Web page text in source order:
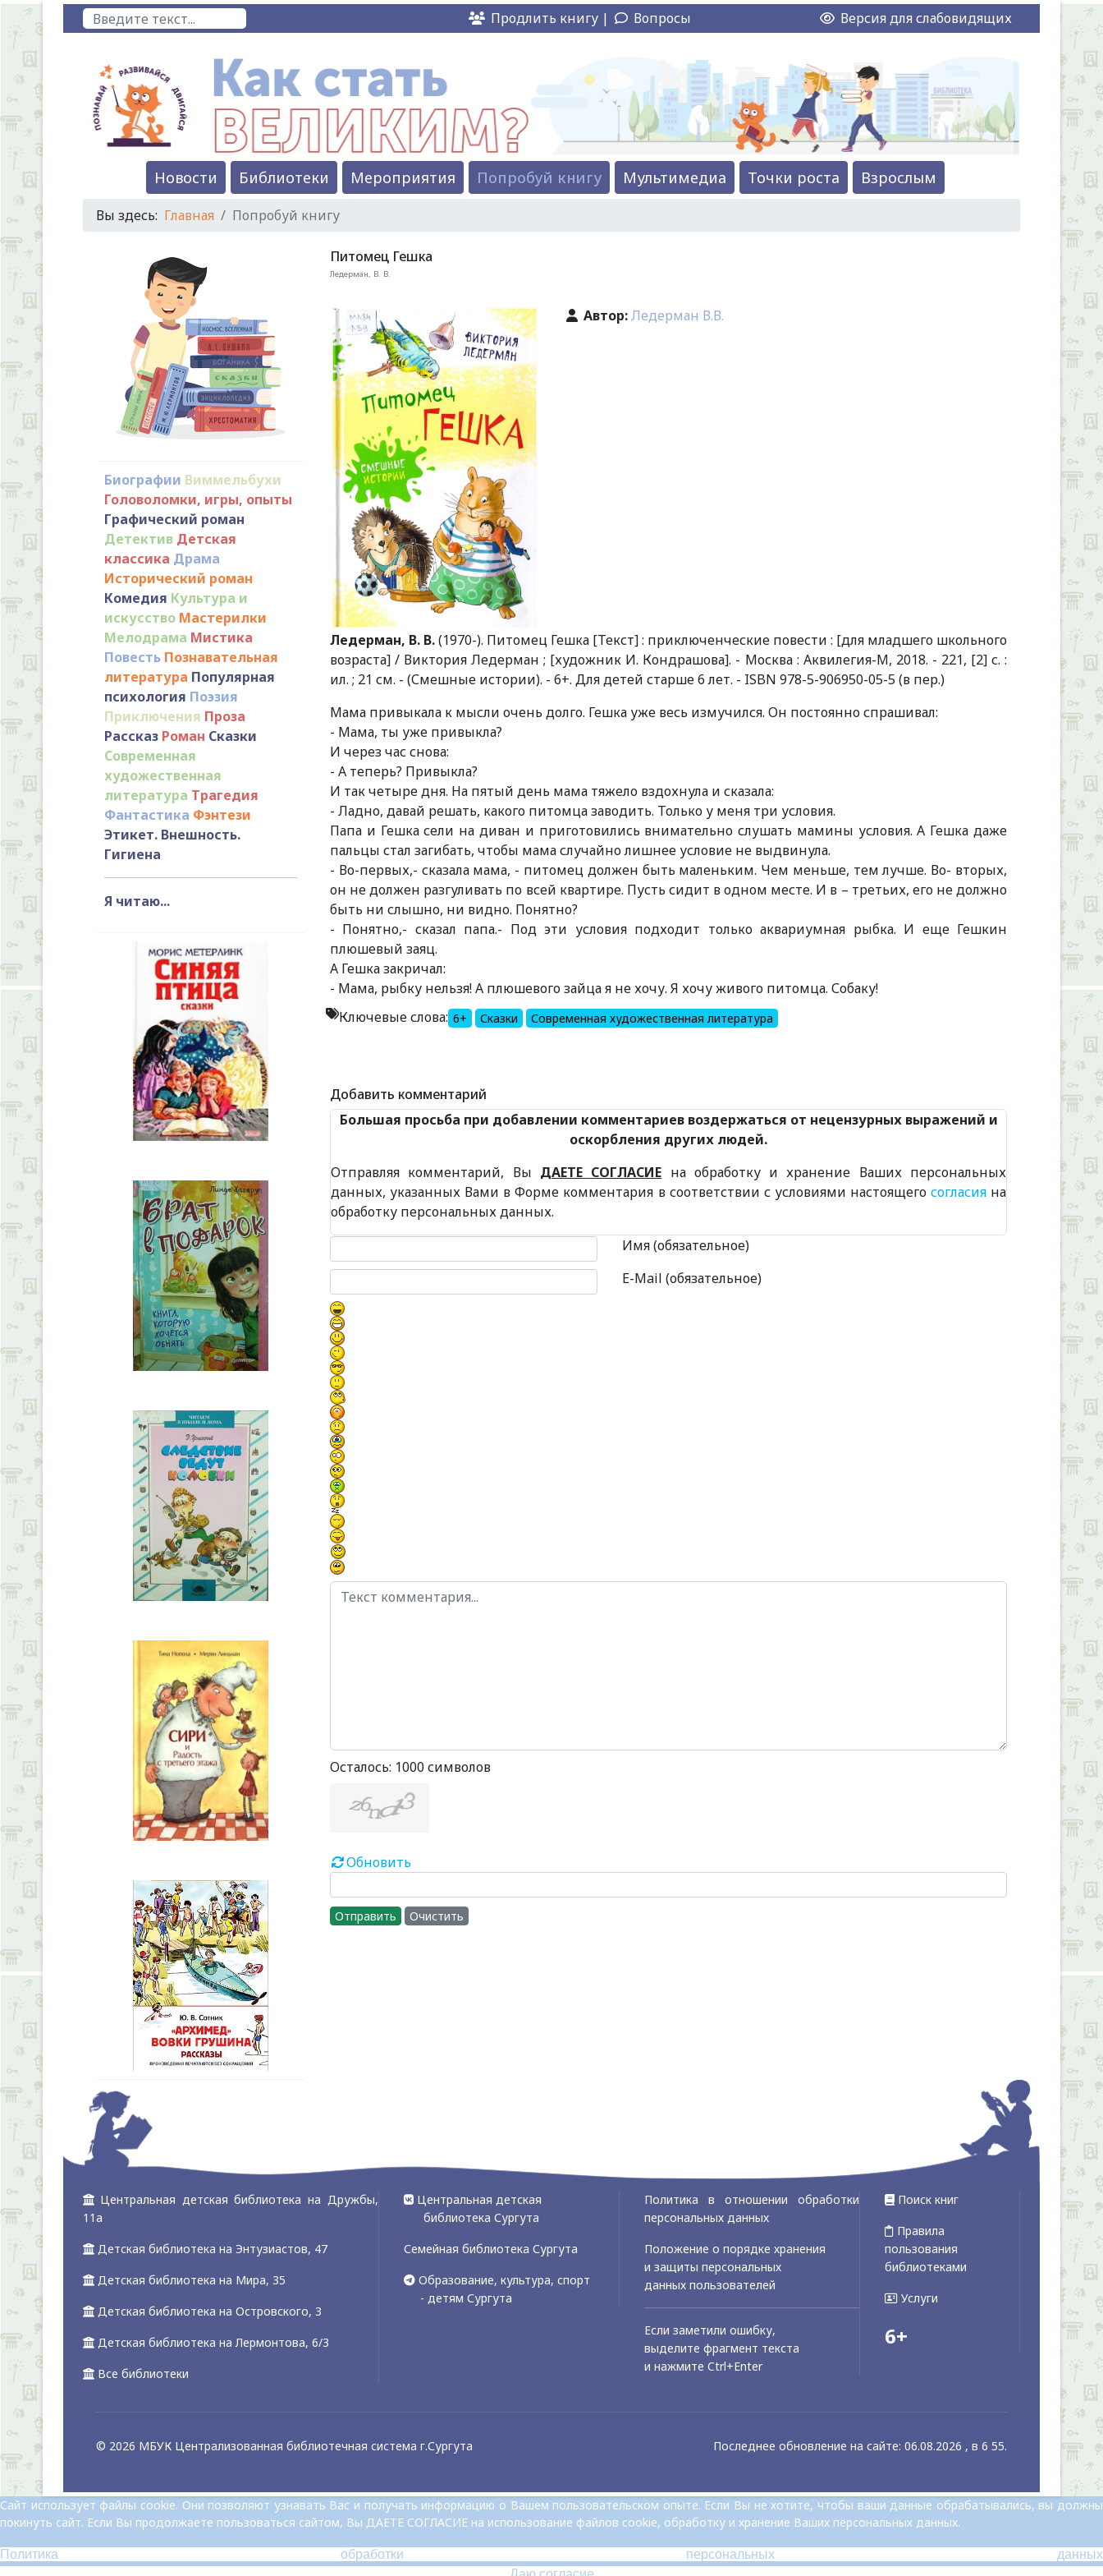
Поиск Продлить книгу | Вопросы Версия для слабовидящих
Новости Библиотеки Мероприятия Попробуй книгу Мультимедиа Точки роста Взрослым
Вы здесь: Главная Попробуй книгу
Биографии Виммельбухи
Головоломки, игры, опыты
Графический роман
Детектив Детская
классика Драма
Исторический роман
Комедия Культура и
искусство Мастерилки
Мелодрама Мистика
Повесть Познавательная
литература Популярная
психология Поэзия
Приключения Проза
Рассказ Роман Сказки
Современная
художественная
литература Трагедия
Фантастика Фэнтези
Этикет. Внешность.
Гигиена
Я читаю...
Питомец Гешка
Ледерман, В. В.
Автор:Ледерман В.В.
Ледерман, В. В.(1970-). Питомец Гешка [Текст] : приключенческие повести : [для младшего школьного
возраста] / Виктория Ледерман ; [художник И. Кондрашова]. - Москва : Аквилегия-М, 2018. - 221, [2] с. :
ил. ; 21 см. - (Смешные истории). - 6+. Для детей старше 6 лет. - ISBN 978-5-906950-05-5 (в пер.)
Мама привыкала к мысли очень долго. Гешка уже весь измучился. Он постоянно спрашивал:
- Мама, ты уже привыкла?
И через час снова:
- А теперь? Привыкла?
И так четыре дня. На пятый день мама тяжело вздохнула и сказала:
- Ладно, давай решать, какого питомца заводить. Только у меня три условия.
Папа и Гешка сели на диван и приготовились внимательно слушать мамины условия. А Гешка даже
пальцы стал загибать, чтобы мама случайно лишнее условие не выдвинула.
- Во-первых,- сказала мама, - питомец должен быть маленьким. Чем меньше, тем лучше. Во- вторых,
он не должен разгуливать по всей квартире. Пусть сидит в одном месте. И в – третьих, его не должно
быть ни слышно, ни видно. Понятно?
- Понятно,- сказал папа.- Под эти условия подходит только аквариумная рыбка. И еще Гешкин
плюшевый заяц.
А Гешка закричал:
- Мама, рыбку нельзя! А плюшевого зайца я не хочу. Я хочу живого питомца. Собаку!
Ключевые слова: 6+ Сказки Современная художественная литература
Добавить комментарий
Большая просьба при добавлении комментариев воздержаться от нецензурных выражений и
оскорбления других людей.
Отправляя комментарий, Вы ДАЕТЕ СОГЛАСИЕ на обработку и хранение Ваших персональных
данных, указанных Вами в Форме комментария в соответствии с условиями настоящего согласияна
обработку персональных данных.
Имя (обязательное)
E-Mail (обязательное)
Текст комментария
Осталось: 1000 символов
Обновить
Отправить Очистить
Центральная детская библиотека на Дружбы,
11а
Детская библиотека на Энтузиастов, 47
Детская библиотека на Мира, 35
Детская библиотека на Островского, 3
Детская библиотека на Лермонтова, 6/3
Все библиотеки
Центральная детская
библиотека Сургута
Семейная библиотека Сургута
Образование, культура, спорт
- детям Сургута
Политика в отношении обработки
персональных данных
Положение о порядке хранения
и защиты персональных
данных пользователей
Если заметили ошибку,
выделите фрагмент текста
и нажмите Ctrl+Enter
Поиск книг
Правила
пользования
библиотеками
Услуги
6+
© 2026 МБУК Централизованная библиотечная система г.Сургута Последнее обновление на сайте: 06.08.2026 , в 6 55.
Сайт использует файлы cookie. Они позволяют узнавать Вас и получать информацию о Вашем пользовательском опыте. Если Вы не хотите, чтобы ваши данные обрабатывались, вы должны
покинуть сайт. Если Вы продолжаете пользоваться сайтом, Вы ДАЕТЕ СОГЛАСИЕ на использование файлов cookie, обработку и хранение Ваших персональных данных.
Политика обработки персональных данных